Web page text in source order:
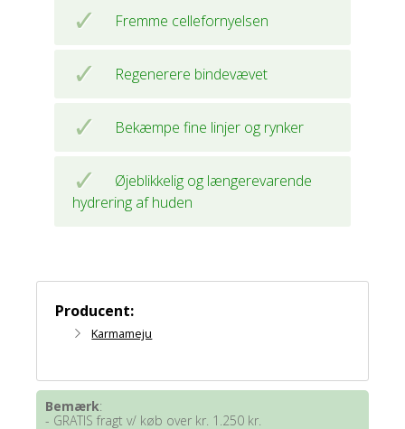
Fremme cellefornyelsen
Regenerere bindevævet
Bekæmpe fine linjer og rynker
Øjeblikkelig og længerevarende
hydrering af huden
Producent:
Karmameju
Bemærk:
- GRATIS fragt v/ køb over kr. 1.250 kr.